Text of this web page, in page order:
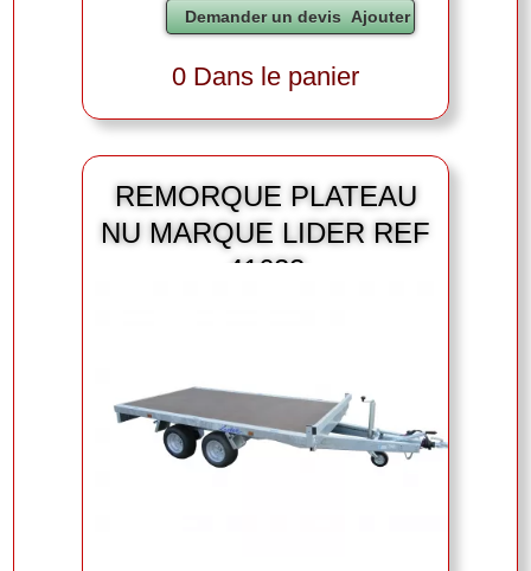
0 Dans le panier
REMORQUE PLATEAU
NU MARQUE LIDER REF
41622